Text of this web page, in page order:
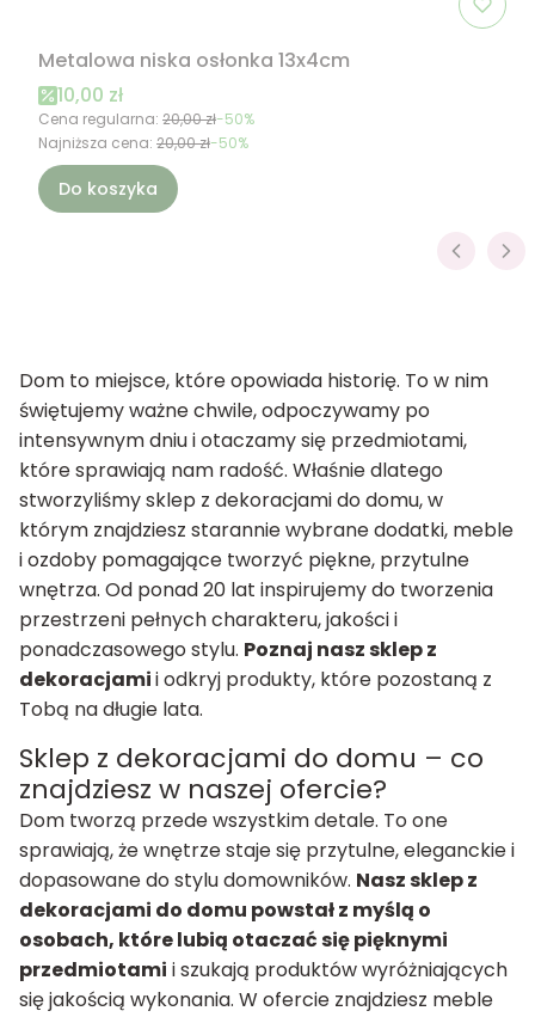
Metalowa niska osłonka 13x4cm
Cena promocyjna
10,00 zł
Cena regularna: 20,00 zł-50%
Najniższa cena: 20,00 zł-50%
Do koszyka
Dom to miejsce, które opowiada historię. To w nim
świętujemy ważne chwile, odpoczywamy po
intensywnym dniu i otaczamy się przedmiotami,
które sprawiają nam radość. Właśnie dlatego
stworzyliśmy sklep z dekoracjami do domu, w
którym znajdziesz starannie wybrane dodatki, meble
i ozdoby pomagające tworzyć piękne, przytulne
wnętrza. Od ponad 20 lat inspirujemy do tworzenia
przestrzeni pełnych charakteru, jakości i
ponadczasowego stylu. Poznaj nasz sklep z
dekoracjamii odkryj produkty, które pozostaną z
Tobą na długie lata.
Sklep z dekoracjami do domu – co
znajdziesz w naszej ofercie?
Dom tworzą przede wszystkim detale. To one
sprawiają, że wnętrze staje się przytulne, eleganckie i
dopasowane do stylu domowników. Nasz sklep z
dekoracjami do domu powstał z myślą o
osobach, które lubią otaczać się pięknymi
przedmiotami i szukają produktów wyróżniających
się jakością wykonania. W ofercie znajdziesz meble